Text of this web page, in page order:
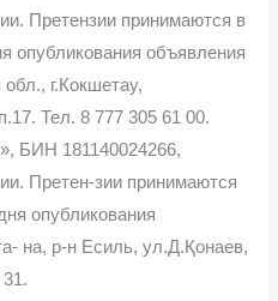
Претензии принимаются в
опубликования объявления
г.Кокшетау,
Тел. 8 777 305 61 00.
БИН 181140024266,
Претен-зии принимаются
опубликования
на, р-н Есиль, ул.Д.Қонаев,